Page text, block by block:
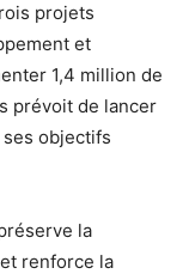
projets
et
1,4 million de
prévoit de lancer
ses objectifs
la
renforce la